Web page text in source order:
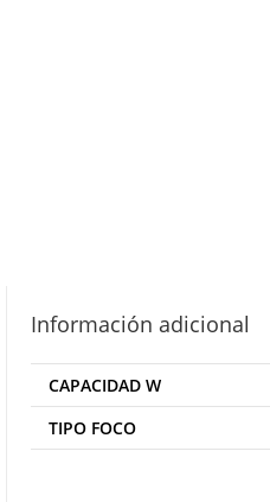
Información adicional
CAPACIDAD W
TIPO FOCO